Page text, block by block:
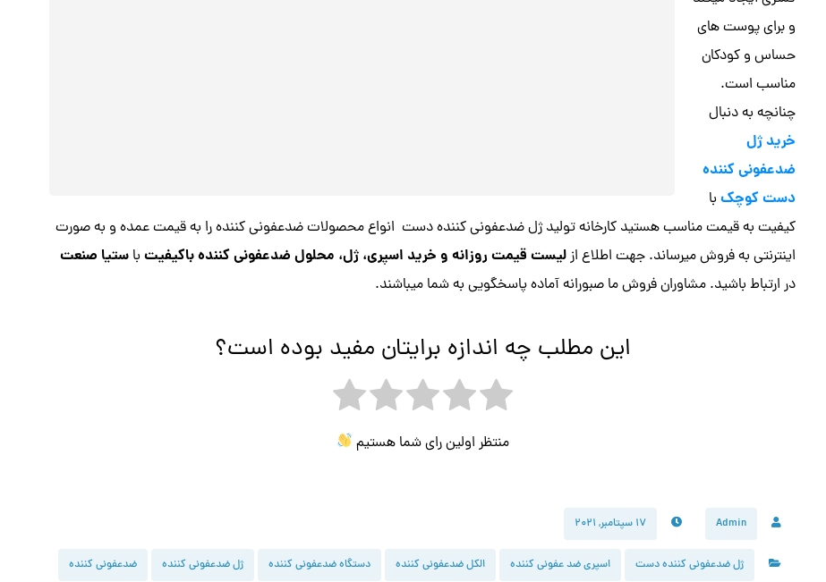
و برای پوست های
حساس و کودکان
مناسب است.
چنانچه به دنبال
خرید ژل
ضدعفونی کننده
دست کوچکبا
کیفیت به قیمت مناسب هستید کارخانه تولید ژل ضدعفونی کننده دست انواع محصولات ضدعفونی کننده را به قیمت عمده و به صورت
اینترنتی به فروش میرساند. جهت اطلاع ازلیست قیمت روزانه و خرید اسپری، ژل، محلول ضدعفونی کننده باکیفیتبا ستیا صنعت
در ارتباط باشید. مشاوران فروش ما صبورانه آماده پاسخگویی به شما میباشند.
این مطلب چه اندازه برایتان مفید بوده است؟
منتظر اولین رای شما هستیم
Admin ۱۷ سپتامبر, ۲۰۲۱
ژل ضدعفونی کننده دست اسپری ضد عفونی کننده الکل ضدعفونی کننده دستگاه ضدعفونی کننده ژل ضدعفونی کننده ضدعفونی کننده